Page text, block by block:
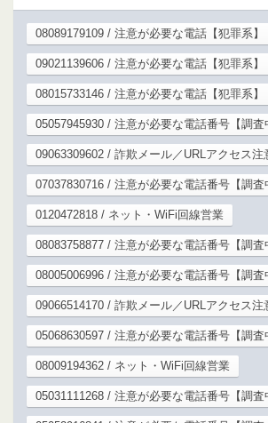
08089179109 / 注意が必要な電話【犯罪系】
09021139606 / 注意が必要な電話【犯罪系】
08015733146 / 注意が必要な電話【犯罪系】
05057945930 / 注意が必要な電話番号【調査
09063309602 / 詐欺メール／URLアクセス注
07037830716 / 注意が必要な電話番号【調査
0120472818 / ネット・WiFi回線営業
08083758877 / 注意が必要な電話番号【調査
08005006996 / 注意が必要な電話番号【調査
09066514170 / 詐欺メール／URLアクセス注
05068630597 / 注意が必要な電話番号【調査
08009194362 / ネット・WiFi回線営業
05031111268 / 注意が必要な電話番号【調査